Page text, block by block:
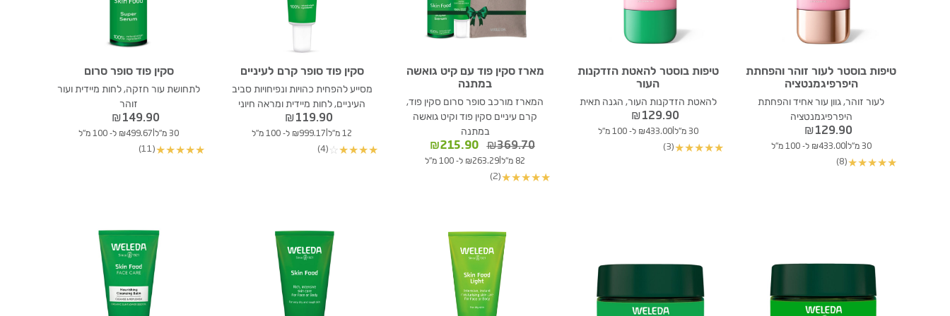
טיפות בוסטר לעור זוהר והפחתת
היפרפיגמנטציה
לעור זוהר, גוון עור אחיד והפחתת
היפרפיגמנטציה
₪129.90
30 מ"ל |₪433.00 ל- 100 מ"ל
★
★
★
★
★
(8)
טיפות בוסטר להאטת הזדקנות
העור
להאטת הזדקנות העור, הגנה תאית
₪129.90
30 מ"ל |₪433.00 ל- 100 מ"ל
★
★
★
★
★
(3)
מארז סקין פוד עם קיט גואשה
במתנה
המארז מורכב סופר סרום סקין פוד,
קרם עיניים סקין פוד וקיט גואשה
במתנה
₪369.70
המחיר
המקורי
₪215.90
הנוכחי
82 מ"ל | ₪263.29 ל- 100 מ"ל
★
★
★
★
★
(2)
סקין פוד סופר קרם לעיניים
מסייע להפחית כהויות ונפיחויות סביב
העיניים, לחות מיידית ומראה חיוני
₪119.90
12 מ"ל | ₪999.17 ל- 100 מ"ל
★
★
★
★
☆
(4)
סקין פוד סופר סרום
לתחושת עור חזקה, לחות מיידית ועור
זוהר
₪149.90
30 מ"ל | ₪499.67 ל- 100 מ"ל
★
★
★
★
★
(11)